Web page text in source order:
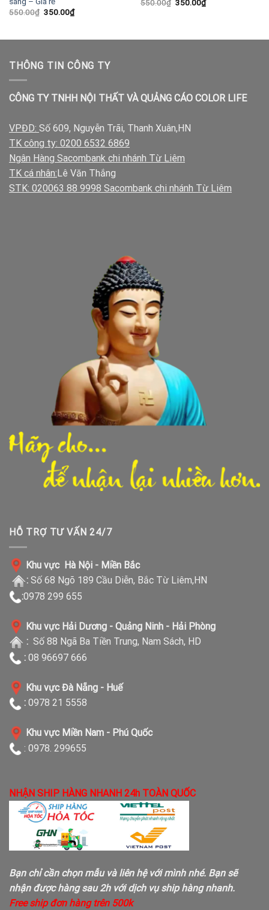
550.00₫ Giá
350.00₫Giá
hiện
350.00₫.
550.00₫ 350.00₫
hiện
THÔNG TIN CÔNG TY
CÔNG TY TNHH NỘI THẤT VÀ QUẢNG CÁO COLOR LIFE
VPĐD: Số 609, Nguyễn Trãi, Thanh Xuân,HN
TK công ty: 0200 6532 6869
Ngân Hàng Sacombank chi nhánh Từ Liêm
TK cá nhân: Lê Văn Thắng
STK: 020063 88 9998 Sacombank chi nhánh Từ Liêm
HỖ TRỢ TƯ VẤN 24/7
Khu vực Hà Nội - Miền Bắc
: Số 68 Ngõ 189 Cầu Diễn, Bắc Từ Liêm,HN
:0978 299 655
Khu vực Hải Dương - Quảng Ninh - Hải Phòng
: Số 88 Ngã Ba Tiền Trung, Nam Sách, HD
: 08 96697 666
Khu vực Đà Nẵng - Huế
: 0978 21 5558
Khu vực Miền Nam - Phú Quốc
: 0978. 299655
NHẬN SHIP HÀNG NHANH 24h TOÀN QUỐC
Bạn chỉ cần chọn mẫu và liên hệ với mình nhé. Bạn sẽ
nhận được hàng sau 2h với dịch vụ ship hàng nhanh.
Free ship đơn hàng trên 500k